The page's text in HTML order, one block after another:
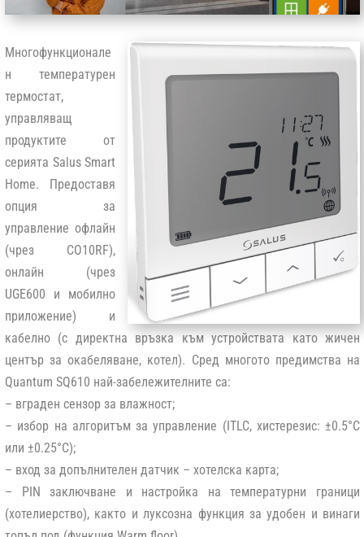
Многофункционале
н температурен
термостат,
управляващ
продуктите от
серията Salus Smart
Home. Предоставя
опция за
управление офлайн
(чрез CO10RF),
онлайн (чрез
UGE600 и мобилно
приложение) и
кабелно (с директна връзка към устройствата като жичен
център за окабеляване, котел). Сред многото предимства на
Quantum SQ610 най-забележителните са:
– вграден сензор за влажност;
– избор на алгоритъм за управление (ITLC, хистерезис: ±0.5°C
или ±0.25°C);
– вход за допълнителен датчик – хотелска карта;
– PIN заключване и настройка на температурни граници
(хотелиерство), както и луксозна функция за удобен и винаги